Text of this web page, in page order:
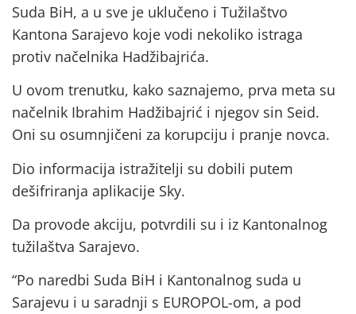
Suda BiH, a u sve je uklučeno i Tužilaštvo
Kantona Sarajevo koje vodi nekoliko istraga
protiv načelnika Hadžibajrića.
U ovom trenutku, kako saznajemo, prva meta su
načelnik Ibrahim Hadžibajrić i njegov sin Seid.
Oni su osumnjičeni za korupciju i pranje novca.
Dio informacija istražitelji su dobili putem
dešifriranja aplikacije Sky.
Da provode akciju, potvrdili su i iz Kantonalnog
tužilaštva Sarajevo.
“Po naredbi Suda BiH i Kantonalnog suda u
Sarajevu i u saradnji s EUROPOL-om, a pod